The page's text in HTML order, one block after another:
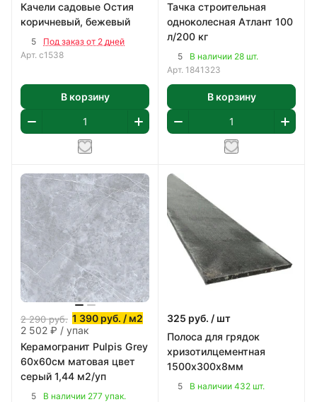
Качели садовые Остия
коричневый, бежевый
5
Под заказ от 2 дней
Арт. с1538
В корзину
Тачка строительная
одноколесная Атлант 100
л/200 кг
5
В наличии 28 шт.
Арт. 1841323
В корзину
2 290руб. 1 390 руб. / м2
2 502 ₽ / упак
Керамогранит Pulpis Grey
60х60см матовая цвет
серый 1,44 м2/уп
5 В наличии 277 упак.
325 руб. / шт
Полоса для грядок
хризотилцементная
1500х300х8мм
5 В наличии 432 шт.